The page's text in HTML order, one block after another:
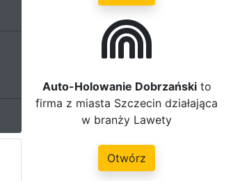
Auto-Holowanie Dobrzańskito
firma z miasta Szczecin działająca
w branży Lawety
Otwórz